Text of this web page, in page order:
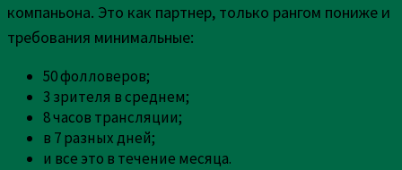
компаньона. Это как партнер, только рангом пониже и
требования минимальные:
50 фолловеров;
3 зрителя в среднем;
8 часов трансляции;
в 7 разных дней;
и все это в течение месяца.